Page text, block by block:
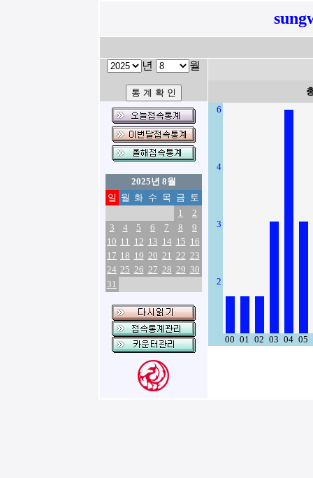
년 월
2025년 8월
일 월 화 수 목 금 토
1
2
3
4 5 6 7 8
9
10 11 12 13 14 15 16
17 18 19 20 21 22 23
24 25 26 27 28 29 30
31
6
4
3
2
00 01 02 03 04 05